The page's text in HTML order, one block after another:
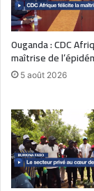
Ouganda : CDC
maîtrise de
5 août 2026